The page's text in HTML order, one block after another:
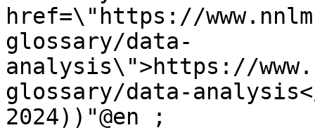
href=\"https://
glossary/data-
analysis\">https://
glossary/data-
2024))"@en ;